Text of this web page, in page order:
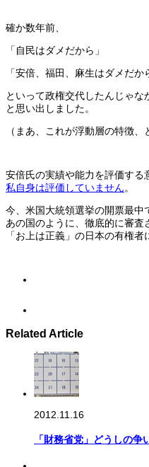
確か数年前、
「自民はダメだから」
「安倍、福田、麻生はダメだか
といって政権交代したんじゃな
と思い出しました。
（まあ、これが浮動層の特徴
安倍氏の実績や能力を評価する
私自身は評価していません。
今、米国大統領選挙の開票最中
あの国のように、徹底的に審査
「お上は正義」の日本の有権者
Related Article
2012.11.16
「財務省党」どうしの争